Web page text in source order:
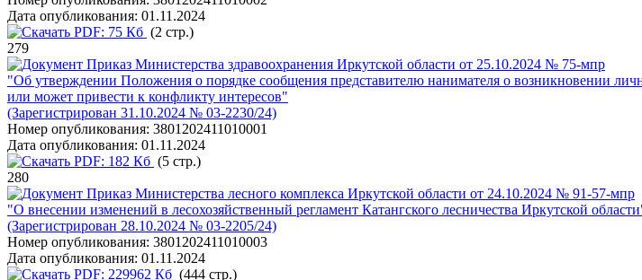
Дата опубликования: 01.11.2024
PDF: 75 Кб (2 стр.)
279
Приказ Министерства здравоохранения Иркутской области от 25.10.2024 № 75-мпр
"Об утверждении Положения о порядке сообщения представителю нанимателя о возникновении
или может привести к конфликту интересов"
(Зарегистрирован 31.10.2024 № 03-2230/24)
Номер опубликования: 3801202411010001
Дата опубликования: 01.11.2024
PDF: 182 Кб (5 стр.)
280
Приказ Министерства лесного комплекса Иркутской области от 24.10.2024 № 91-57-мпр
"О внесении изменений в лесохозяйственный регламент Катангского лесничества Иркутской
(Зарегистрирован 28.10.2024 № 03-2205/24)
Номер опубликования: 3801202411010003
Дата опубликования: 01.11.2024
PDF: 229962 Кб (444 стр.)